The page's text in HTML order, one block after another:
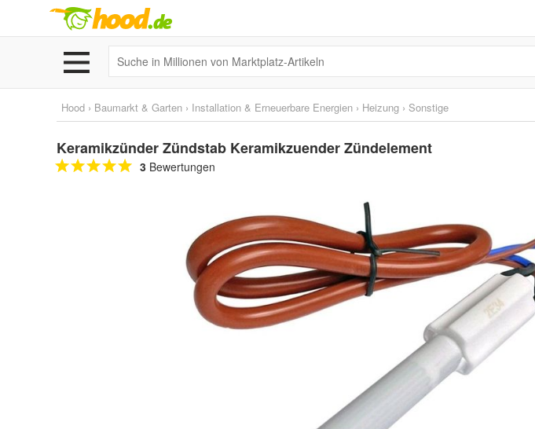
Hood › Baumarkt & Garten › Installation & Erneuerbare Energien › Heizung › Sonstige
Keramikzünder Zündstab Keramikzuender Zündelement
3 Bewertungen